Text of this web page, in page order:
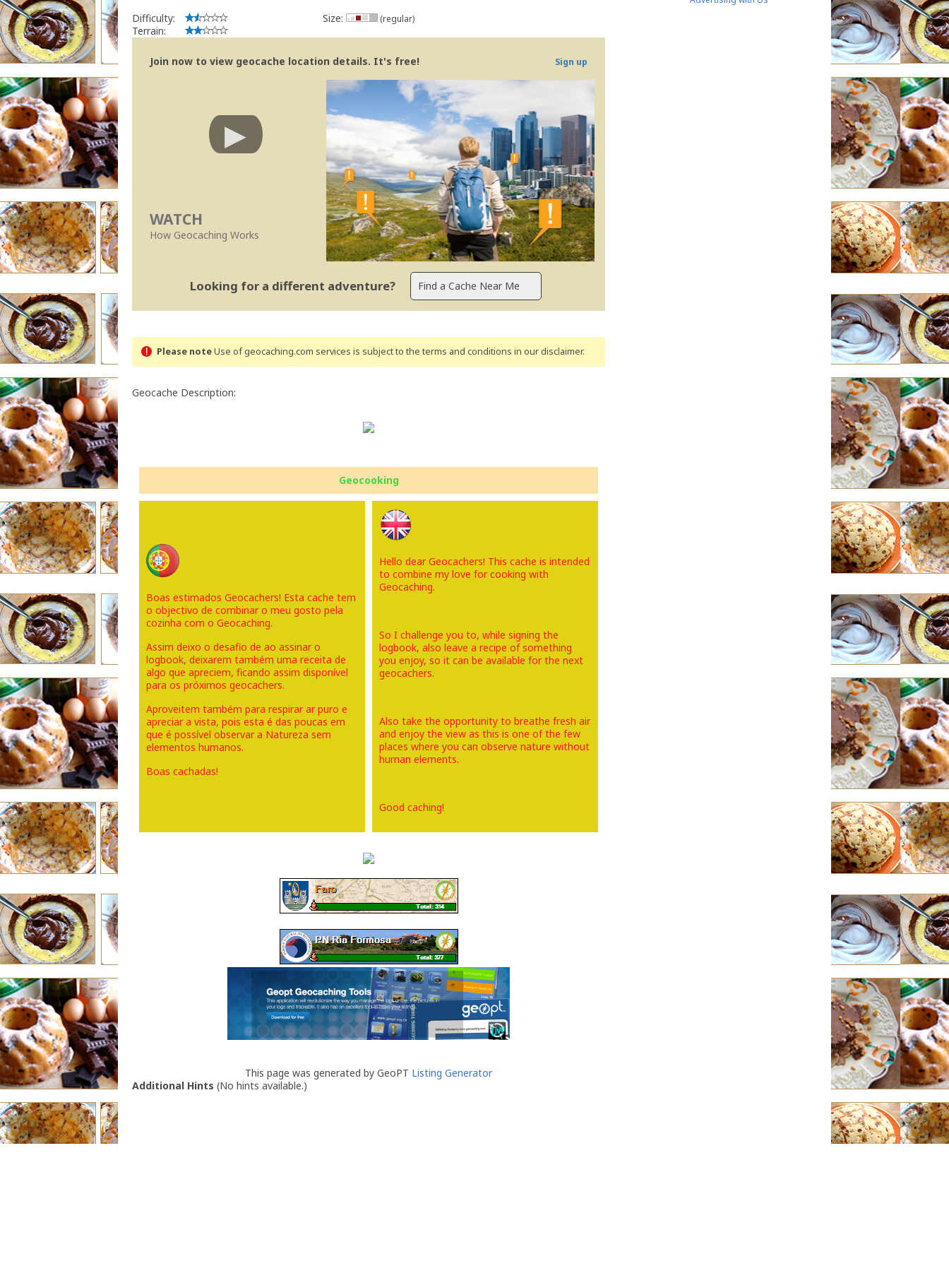
Community Volunteer Reviewer
Centro de Ajuda
Trabalhar com o Revisor
Revisões mais rápidas
Linhas Orientação| Políticas Regionais - Portugal
Difficulty:
Terrain:
Size: (regular)
Join now to view geocache location details. It's free! Sign up
WATCH
How Geocaching Works
Looking for a different adventure?
Please noteUse of geocaching.com services is subject to the terms and conditions in our disclaimer.
Geocache Description:
Geocooking
Boas estimados Geocachers! Esta cache tem
o objectivo de combinar o meu gosto pela
cozinha com o Geocaching.
Assim deixo o desafio de ao assinar o
logbook, deixarem também uma receita de
algo que apreciem, ficando assim disponível
para os próximos geocachers.
Aproveitem também para respirar ar puro e
apreciar a vista, pois esta é das poucas em
que é possível observar a Natureza sem
elementos humanos.
Boas cachadas!
Hello dear Geocachers! This cache is intended
to combine my love for cooking with
Geocaching.
So I challenge you to, while signing the
logbook, also leave a recipe of something
you enjoy, so it can be available for the next
geocachers.
Also take the opportunity to breathe fresh air
and enjoy the view as this is one of the few
places where you can observe nature without
human elements.
Good caching!
This page was generated by GeoPT Listing Generator
Additional Hints (No hints available.)